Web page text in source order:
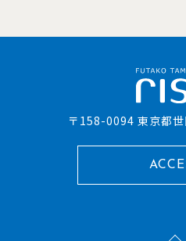
〒158-0094 東京都